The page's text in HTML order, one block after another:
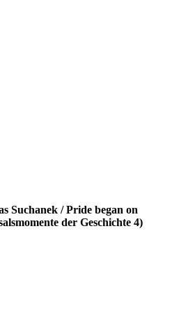
Suchanek / Pride began on
der Geschichte 4)